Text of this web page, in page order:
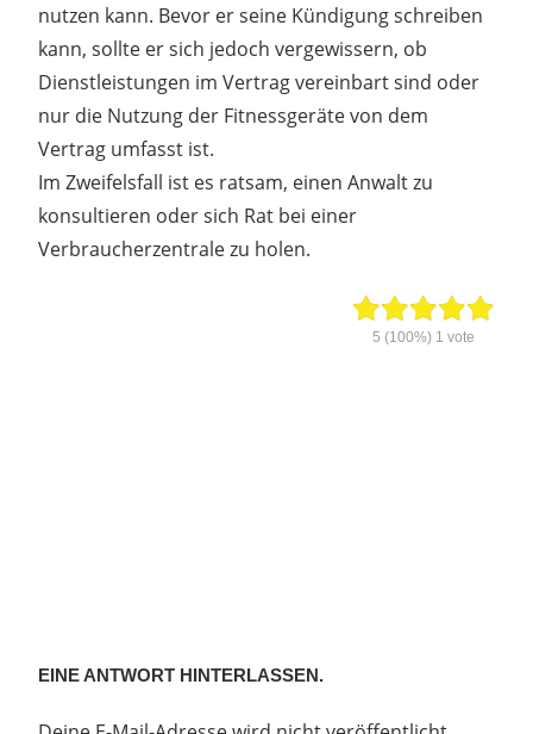
nutzen kann. Bevor er seine Kündigung schreiben
kann, sollte er sich jedoch vergewissern, ob
Dienstleistungen im Vertrag vereinbart sind oder
nur die Nutzung der Fitnessgeräte von dem
Vertrag umfasst ist.
Im Zweifelsfall ist es ratsam, einen Anwalt zu
konsultieren oder sich Rat bei einer
Verbraucherzentrale zu holen.
5 (100%) 1 vote
EINE ANTWORT HINTERLASSEN.